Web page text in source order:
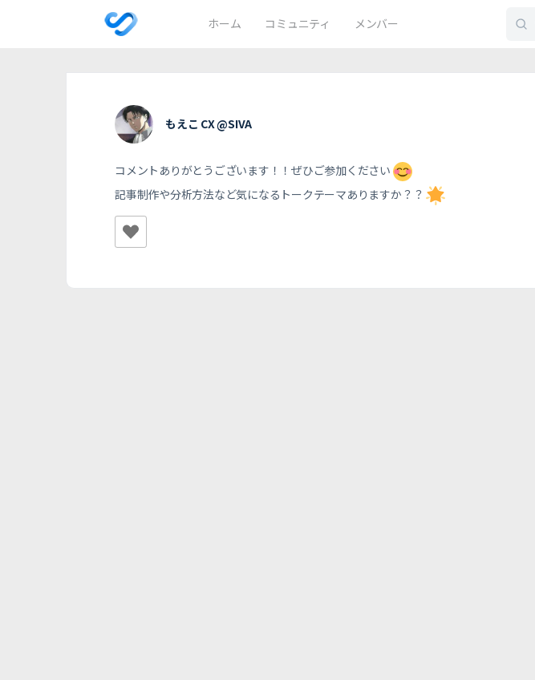
ホーム コミュニティ メンバー
検
もえこ CX @SIVA
コメントありがとうございます！！ぜひご参加ください
記事制作や分析方法など気になるトークテーマありますか？？